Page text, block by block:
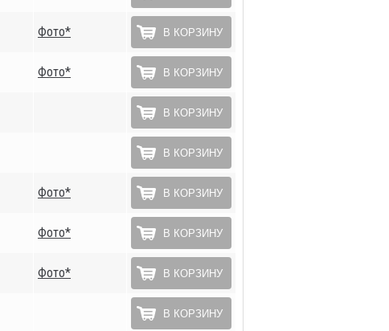
Фото* В КОРЗИНУ
Фото* В КОРЗИНУ
В КОРЗИНУ
В КОРЗИНУ
Фото* В КОРЗИНУ
Фото* В КОРЗИНУ
Фото* В КОРЗИНУ
В КОРЗИНУ